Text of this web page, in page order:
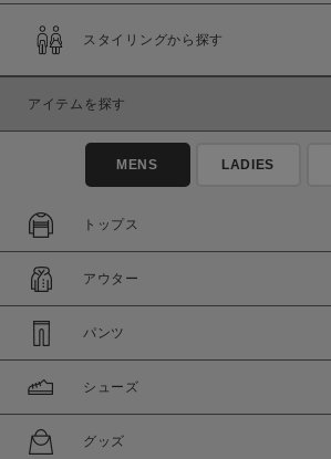
スタイリングから探す
アイテムを探す
MENS LADIES
トップス
アウター
パンツ
シューズ
グッズ